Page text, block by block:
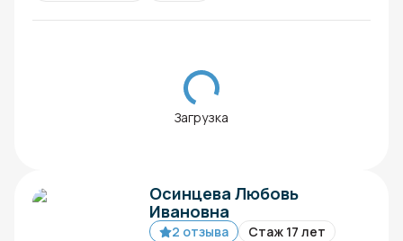
Загрузка
Осинцева Любовь
Ивановна
2 отзыва
Стаж 17 лет